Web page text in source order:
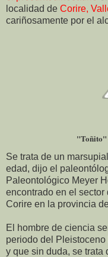
localidad de Corire,
cariñosamente por el
"Toñito"
Se trata de un
edad, dijo el
Paleontológico Meyer
encontrado en el sector
Corire en la provincia
El hombre de ciencia
periodo del
y que sin duda, se trata